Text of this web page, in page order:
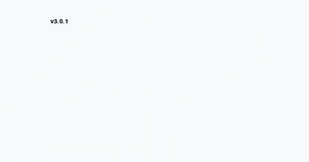
v3.0.1